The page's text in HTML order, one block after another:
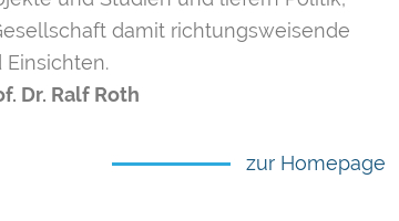
damit richtungsweisende
Einsichten.
Dr. Ralf Roth
zur Homepage